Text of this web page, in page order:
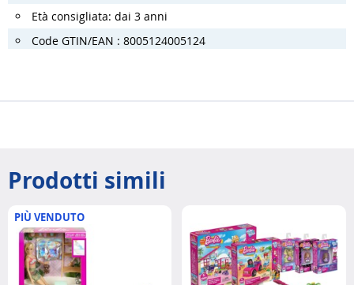
Età consigliata: dai 3 anni
Code GTIN/EAN : 8005124005124
Prodotti simili
PIÙ VENDUTO